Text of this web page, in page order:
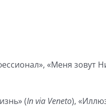
«Меня зовут
(In via Veneto),